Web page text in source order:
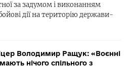
за задумом і виконанням
дії на територію держави-
Володимир Ращук: «Воєнні
нічого спільного з